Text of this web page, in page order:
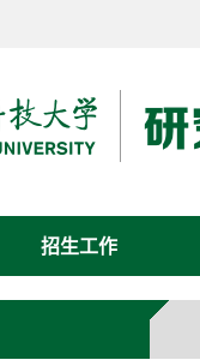
招生工作